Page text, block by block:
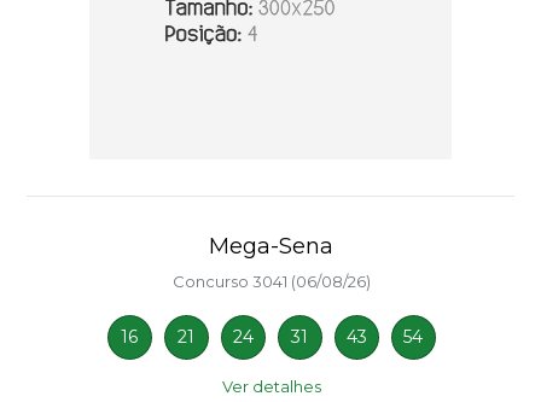
Mega-Sena
Concurso 3041 (06/08/26)
16 21 24 31 43 54
Ver detalhes